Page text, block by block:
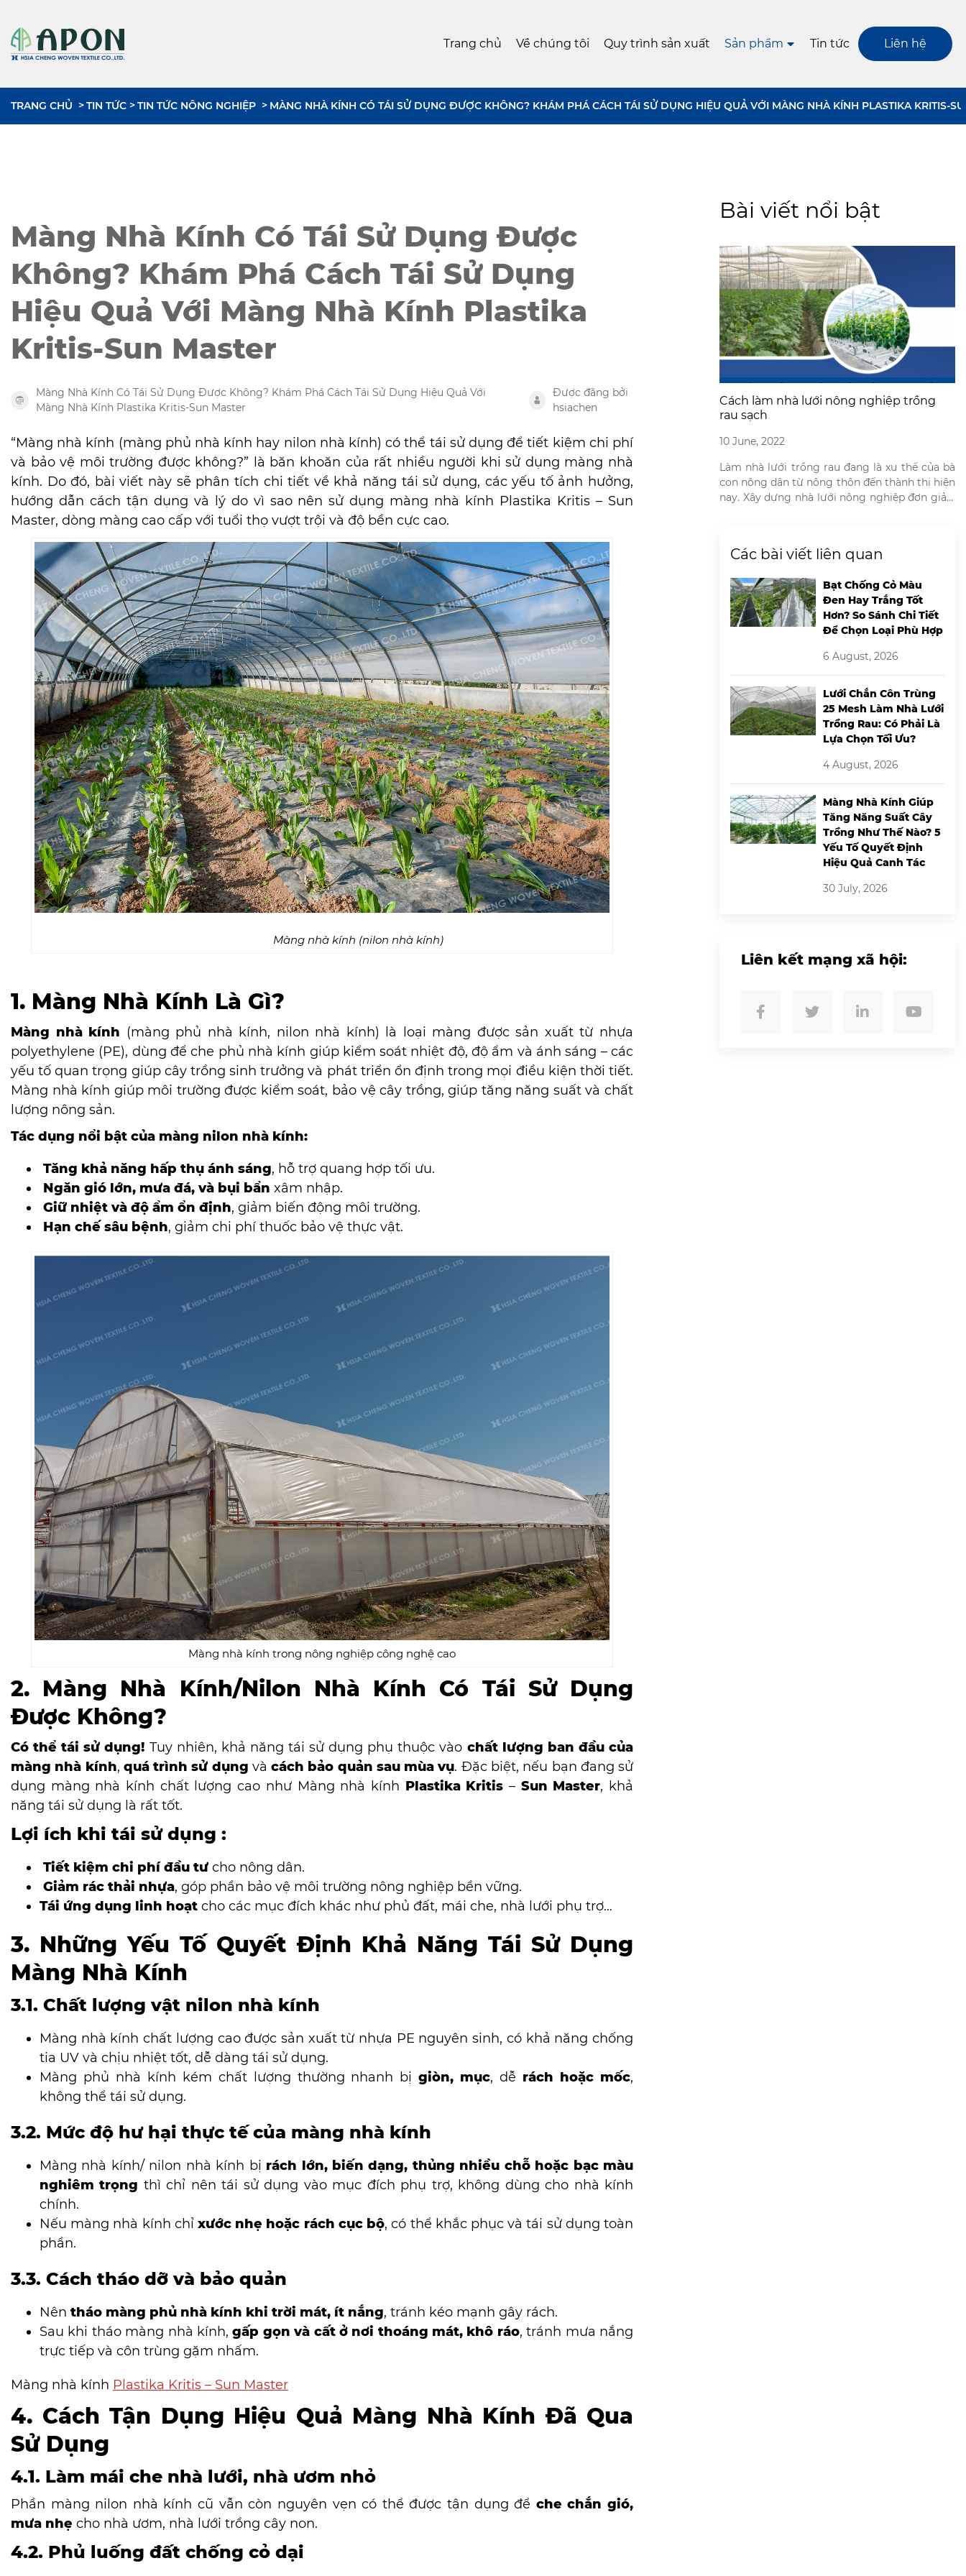
Trang chủ Về chúng tôi Quy trình sản xuất Sản phẩm Tin tức Liên hệ
TRANG CHỦ TIN TỨC TIN TỨC NÔNG NGHIỆP MÀNG NHÀ KÍNH CÓ TÁI SỬ DỤNG ĐƯỢC KHÔNG? KHÁM PHÁ CÁCH TÁI SỬ DỤNG HIỆU QUẢ VỚI MÀNG NHÀ KÍNH PLASTIKA KRITIS-
Màng Nhà Kính Có Tái Sử Dụng Được
Không? Khám Phá Cách Tái Sử Dụng
Hiệu Quả Với Màng Nhà Kính Plastika
Kritis-Sun Master
Màng Nhà Kính Có Tái Sử Dụng Được Không? Khám Phá Cách Tái Sử Dụng Hiệu Quả Với
Màng Nhà Kính Plastika Kritis-Sun Master
Được đăng bởi
hsiachen
“Màng nhà kính (màng phủ nhà kính hay nilon nhà kính) có thể tái sử dụng để tiết kiệm chi phí
và bảo vệ môi trường được không?” là băn khoăn của rất nhiều người khi sử dụng màng nhà
kính. Do đó, bài viết này sẽ phân tích chi tiết về khả năng tái sử dụng, các yếu tố ảnh hưởng,
hướng dẫn cách tận dụng và lý do vì sao nên sử dụng màng nhà kính Plastika Kritis – Sun
Master, dòng màng cao cấp với tuổi thọ vượt trội và độ bền cực cao.
Màng nhà kính (nilon nhà kính)
1. Màng Nhà Kính Là Gì?
Màng nhà kính (màng phủ nhà kính, nilon nhà kính) là loại màng được sản xuất từ nhựa
polyethylene (PE), dùng để che phủ nhà kính giúp kiểm soát nhiệt độ, độ ẩm và ánh sáng – các
yếu tố quan trọng giúp cây trồng sinh trưởng và phát triển ổn định trong mọi điều kiện thời tiết.
Màng nhà kính giúp môi trường được kiểm soát, bảo vệ cây trồng, giúp tăng năng suất và chất
lượng nông sản.
Tác dụng nổi bật của màng nilon nhà kính:
Tăng khả năng hấp thụ ánh sáng, hỗ trợ quang hợp tối ưu.
Ngăn gió lớn, mưa đá, và bụi bẩn xâm nhập.
Giữ nhiệt và độ ẩm ổn định, giảm biến động môi trường.
Hạn chế sâu bệnh, giảm chi phí thuốc bảo vệ thực vật.
Màng nhà kính trong nông nghiệp công nghệ cao
2. Màng Nhà Kính/Nilon Nhà Kính Có Tái Sử Dụng
Được Không?
Có thể tái sử dụng! Tuy nhiên, khả năng tái sử dụng phụ thuộc vào chất lượng ban đầu của
màng nhà kính, quá trình sử dụng vàcách bảo quản sau mùa vụ. Đặc biệt, nếu bạn đang sử
dụng màng nhà kính chất lượng cao như Màng nhà kính Plastika Kritis – Sun Master, khả
năng tái sử dụng là rất tốt.
Lợi ích khi tái sử dụng :
Tiết kiệm chi phí đầu tư cho nông dân.
Giảm rác thải nhựa, góp phần bảo vệ môi trường nông nghiệp bền vững.
Tái ứng dụng linh hoạt cho các mục đích khác như phủ đất, mái che, nhà lưới phụ trợ…
3. Những Yếu Tố Quyết Định Khả Năng Tái Sử Dụng
Màng Nhà Kính
3.1. Chất lượng vật nilon nhà kính
Màng nhà kính chất lượng cao được sản xuất từ nhựa PE nguyên sinh, có khả năng chống
tia UV và chịu nhiệt tốt, dễ dàng tái sử dụng.
Màng phủ nhà kính kém chất lượng thường nhanh bịgiòn, mục, dễ rách hoặc mốc,
không thể tái sử dụng.
3.2. Mức độ hư hại thực tế của màng nhà kính
Màng nhà kính/ nilon nhà kính bị rách lớn, biến dạng, thủng nhiều chỗ hoặc bạc màu
nghiêm trọng thì chỉ nên tái sử dụng vào mục đích phụ trợ, không dùng cho nhà kính
chính.
Nếu màng nhà kính chỉxước nhẹ hoặc rách cục bộ, có thể khắc phục và tái sử dụng toàn
phần.
3.3. Cách tháo dỡ và bảo quản
Nên tháo màng phủ nhà kính khi trời mát, ít nắng, tránh kéo mạnh gây rách.
Sau khi tháo màng nhà kính,gấp gọn và cất ở nơi thoáng mát, khô ráo, tránh mưa nắng
trực tiếp và côn trùng gặm nhấm.
Màng nhà kính Plastika Kritis – Sun Master
4. Cách Tận Dụng Hiệu Quả Màng Nhà Kính Đã Qua
Sử Dụng
4.1. Làm mái che nhà lưới, nhà ươm nhỏ
Phần màng nilon nhà kính cũ vẫn còn nguyên vẹn có thể được tận dụng để che chắn gió,
mưa nhẹ cho nhà ươm, nhà lưới trồng cây non.
4.2. Phủ luống đất chống cỏ dại
Bài viết nổi bật
Cách làm nhà lưới nông nghiệp trồng
rau sạch
10 June, 2022
Làm nhà lưới trồng rau đang là xu thế của bà
con nông dân từ nông thôn đến thành thị hiện
nay. Xây dựng nhà lưới nông nghiệp đơn giản,
Các bài viết liên quan
Bạt Chống Cỏ Màu
Đen Hay Trắng Tốt
Hơn? So Sánh Chi Tiết
Để Chọn Loại Phù Hợp
6 August, 2026
Lưới Chắn Côn Trùng
25 Mesh Làm Nhà Lưới
Trồng Rau: Có Phải Là
Lựa Chọn Tối Ưu?
4 August, 2026
Màng Nhà Kính Giúp
Tăng Năng Suất Cây
Trồng Như Thế Nào? 5
Yếu Tố Quyết Định
Hiệu Quả Canh Tác
30 July, 2026
Liên kết mạng xã hội: